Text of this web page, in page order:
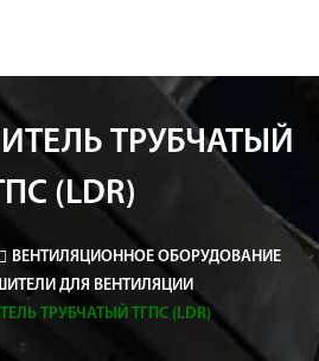
ТРУБЧАТЫЙ
(LDR)
ВЕНТИЛЯЦИОННОЕ ОБОРУДОВАНИЕ
ДЛЯ ВЕНТИЛЯЦИИ
ТРУБЧАТЫЙ ТГПС (LDR)